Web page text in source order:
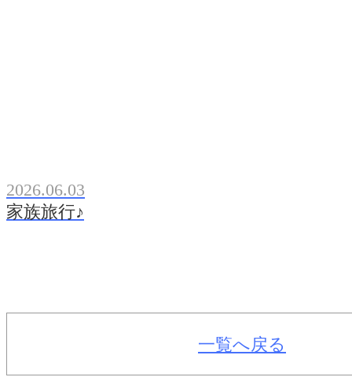
2026.06.03
家族旅行♪
一覧へ戻る